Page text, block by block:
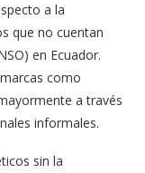
a la
que no cuentan
en Ecuador.
como
a través
informales.
sin la